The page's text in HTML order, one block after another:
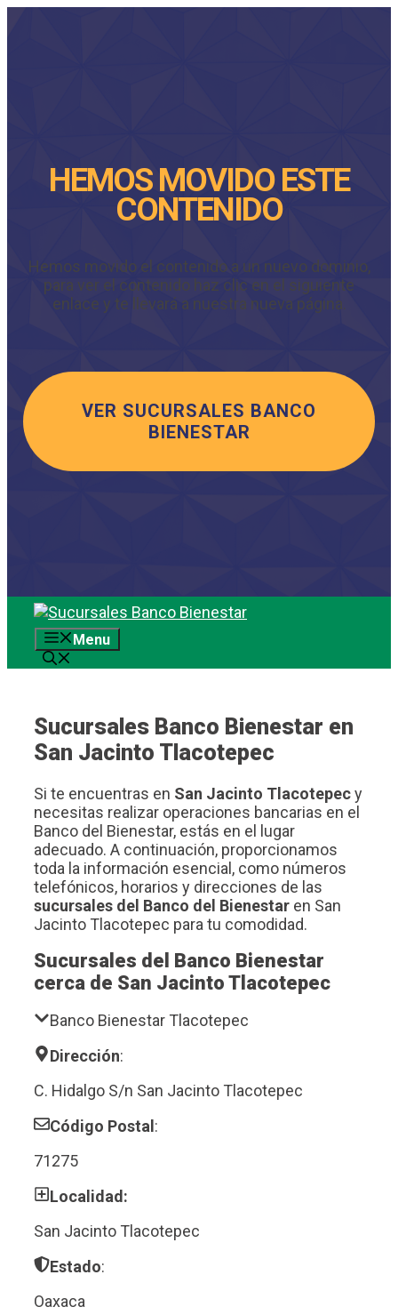
HEMOS MOVIDO ESTE
CONTENIDO
Hemos movido el contenido a un nuevo dominio,
para ver el contenido haz clic en el siguiente
enlace y te llevará a nuestra nueva página.
VER SUCURSALES BANCO
BIENESTAR
Saltar
contenidoMenu
Sucursales Banco Bienestar en
San Jacinto Tlacotepec
Si te encuentras en San Jacinto Tlacotepecy
necesitas realizar operaciones bancarias en el
Banco del Bienestar, estás en el lugar
adecuado. A continuación, proporcionamos
toda la información esencial, como números
telefónicos, horarios y direcciones de las
sucursales del Banco del Bienestar en San
Jacinto Tlacotepec para tu comodidad.
Sucursales del Banco Bienestar
cerca de San Jacinto Tlacotepec
Banco Bienestar Tlacotepec
Dirección:
C. Hidalgo S/n San Jacinto Tlacotepec
Código Postal :
71275
Localidad:
San Jacinto Tlacotepec
Estado:
Oaxaca